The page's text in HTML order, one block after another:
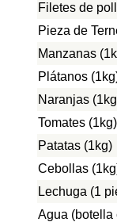
Filetes de
Pieza de
Manzanas
Plátanos
Naranjas
Tomates (1kg)
Patatas (1kg)
Cebollas
Lechuga (1
Agua (botella